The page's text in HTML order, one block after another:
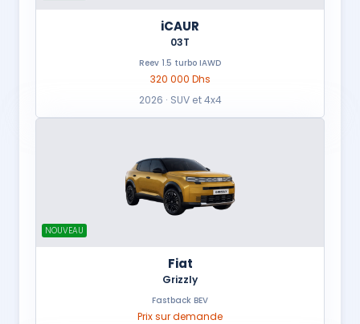
iCAUR
03T
Reev 1.5 turbo IAWD
320 000 Dhs
2026 · SUV et 4x4
NOUVEAU
Fiat
Grizzly
Fastback BEV
Prix sur demande